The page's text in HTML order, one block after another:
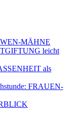
MÄHNE
leicht
als
FRAUEN-